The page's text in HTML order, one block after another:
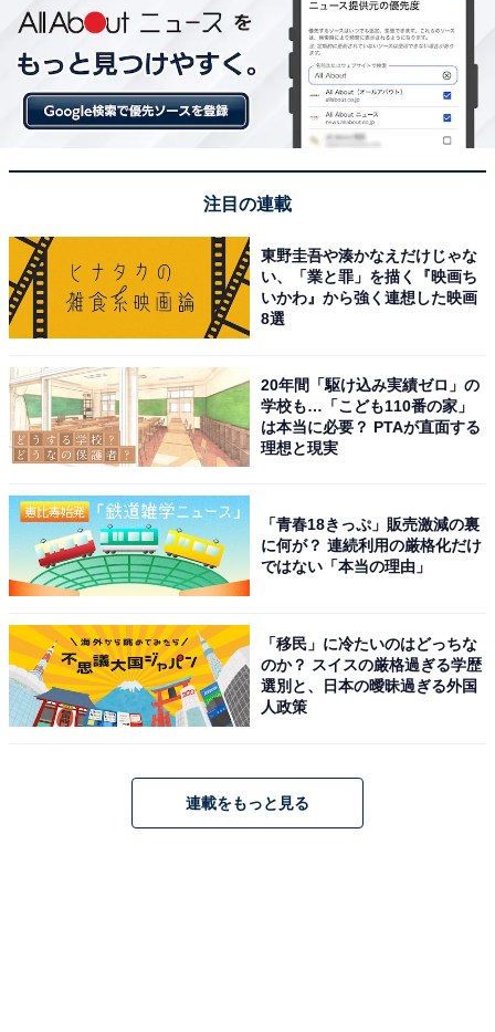
ることに成功しています。作中ではシリアスなシーンも
あり、抜群の演技力を見せて古美門が憑依したような姿
を見せました。
回答者からは、「とにかく弁護士としての腕は素晴らし
いのですが毒舌だったりふざけたり演じ分けるのが素晴
らしい」（東京都／30代女性）、「個性的なキャラクタ
ーの魅力を上手く引き出していた」（新潟県／40代男
性）、「つい注目してしまうくらい演技に惹きつけられ
るから」（福井県／30代女性）といった意見が挙がりま
した。
※回答者のコメントは原文ママです
この記事の筆者：ゆるま 小林
どを制作。その後、フリーランスの編集・ライターに転
身。芸能情報に精通し、週刊誌、ネットニュースでテレ
ビや芸能人に関するコラムなどを執筆。編集プロダクシ
次ページ
9位までの全ランキング結果を見
る
注目の連載
東野圭吾や湊かなえだけじゃな
い、「業と罪」を描く『映画ち
いかわ』から強く連想した映画
8選
20年間「駆け込み実績ゼロ」の
学校も…「こども110番の家」
は本当に必要？ PTAが直面する
理想と現実
「青春18きっぷ」販売激減の裏
に何が？ 連続利用の厳格化だけ
ではない「本当の理由」
「移民」に冷たいのはどっちな
のか？ スイスの厳格過ぎる学歴
選別と、日本の曖昧過ぎる外国
人政策
連載をもっと見る